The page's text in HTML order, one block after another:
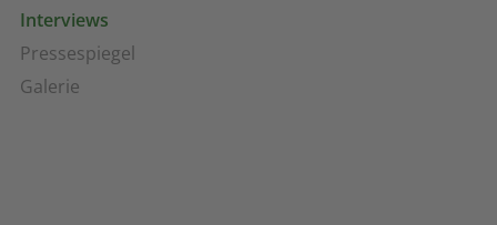
Interviews
Pressespiegel
Galerie